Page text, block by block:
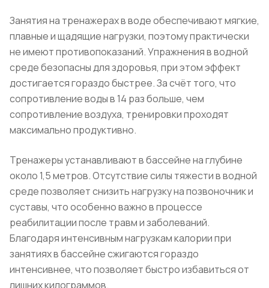
Занятия на тренажерах в воде обеспечивают мягкие,
плавные и щадящие нагрузки, поэтому практически
не имеют противопоказаний. Упражнения в водной
среде безопасны для здоровья, при этом эффект
достигается гораздо быстрее. За счёт того, что
сопротивление воды в 14 раз больше, чем
сопротивление воздуха, тренировки проходят
максимально продуктивно.
Тренажеры устанавливают в бассейне на глубине
около 1,5 метров. Отсутствие силы тяжести в водной
среде позволяет снизить нагрузку на позвоночник и
суставы, что особенно важно в процессе
реабилитации после травм и заболеваний.
Благодаря интенсивным нагрузкам калории при
занятиях в бассейне сжигаются гораздо
интенсивнее, что позволяет быстро избавиться от
лишних килограммов.